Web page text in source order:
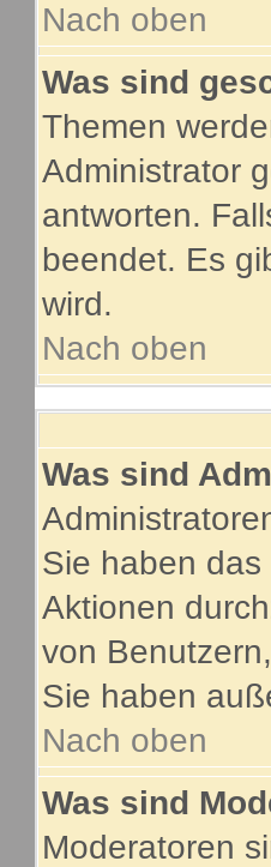
Nach oben
Was sind
Themen
Administrator
antworten.
beendet. Es
wird.
Nach oben
Was sind
Sie haben
Aktionen
von
Sie haben
Nach oben
Was sind
Moderatoren